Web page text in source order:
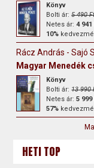
Könyv
Bolti ár:5 490
Netes ár:4 941
10%
Rácz András - Sajó
Magyar Menedék
Könyv
Bolti ár:13 990
Netes ár:5 999
57%
HETI TOP